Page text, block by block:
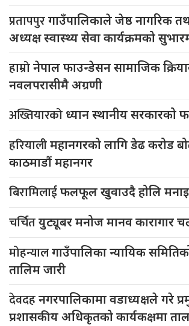
प्रतापपुरगाउँपालिकाले जेष्ठ नागरिक
अध्यक्ष स्वास्थ्य सेवा कार्यक्रमको
हाम्रोनेपाल फाउन्डेसन सामाजिक
नवलपरासीमै अग्रणी
अख्तियारको ध्यान स्थानीय सरकारको
हरियालीमहानगरको लागि डेढ करोड
काठमाडौं महानगर
बिरामिलाईफलफूल खुवाउदै होलि
चर्चितयुट्यूबर मनोज मानव कारागार
मोहन्यालगाउँपालिका न्यायिक
तालिम जारी
देवदहनगरपालिकामा वडाध्यक्षले गरे
प्रशासकीय अधिकृतको कार्यकक्षमा